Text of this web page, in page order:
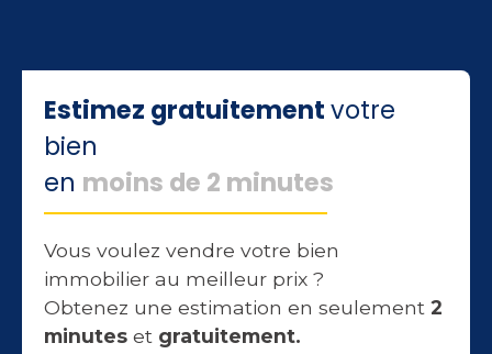
Estimez gratuitementvotre
bien
en moins de 2 minutes
Vous voulez vendre votre bien
immobilier au meilleur prix ?
Obtenez une estimation en seulement 2
minutes et gratuitement.